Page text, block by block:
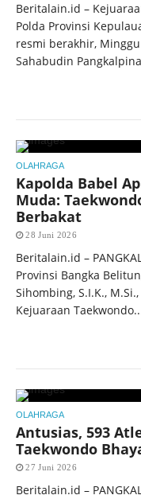
Beritalain.id –
Polda Provinsi
resmi berakhir,
Sahabudin
OLAHRAGA
Kapolda Babel
Muda:
Berbakat
28 Juni 2026
Beritalain.id –
Provinsi Bangka
Sihombing, S.I.K.,
Kejuaraan
OLAHRAGA
Antusias, 593
Taekwondo
27 Juni 2026
Beritalain.id –